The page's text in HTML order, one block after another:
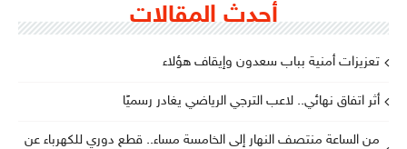
أحدث المقالات
تعزيزات أمنية بباب سعدون وإيقاف هؤلاء
أثر اتفاق نهائي.. لاعب الترجي الرياضي يغادر رسميًا
من الساعة منتصف النهار إلى الخامسة مساء.. قطع دوري للكهرباء عن